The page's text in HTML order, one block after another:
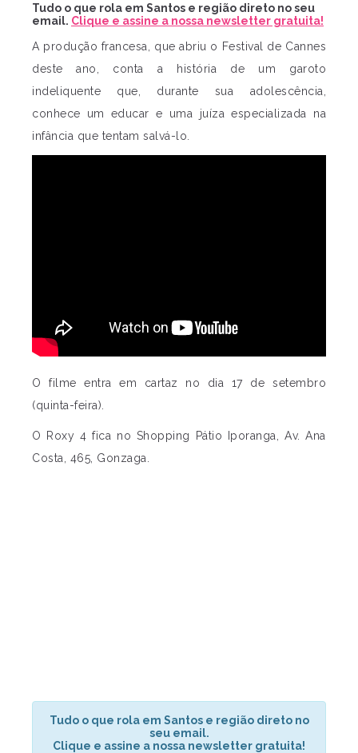
Tudo o que rola em Santos e região direto no seu
email. Clique e assine a nossa newsletter gratuita!
A produção francesa, que abriu o Festival de Cannes
deste ano, conta a história de um garoto
indeliquente que, durante sua adolescência,
conhece um educar e uma juíza especializada na
infância que tentam salvá-lo.
O filme entra em cartaz no dia 17 de setembro
(quinta-feira).
O Roxy 4 fica no Shopping Pátio Iporanga, Av. Ana
Costa, 465, Gonzaga.
Tudo o que rola em Santos e região direto no
seu email.
Clique e assine a nossa newsletter gratuita!